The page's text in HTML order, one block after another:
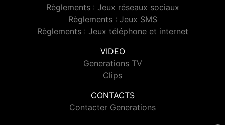
Règlements : Jeux réseaux sociaux
Règlements : Jeux SMS
Règlements : Jeux téléphone et internet
VIDEO
Generations TV
Clips
CONTACTS
Contacter Generations